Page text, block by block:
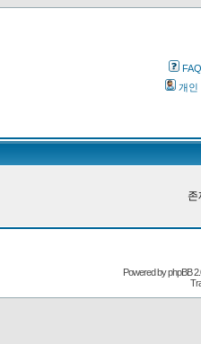
FAQ
개인
존
Powered byphpBB